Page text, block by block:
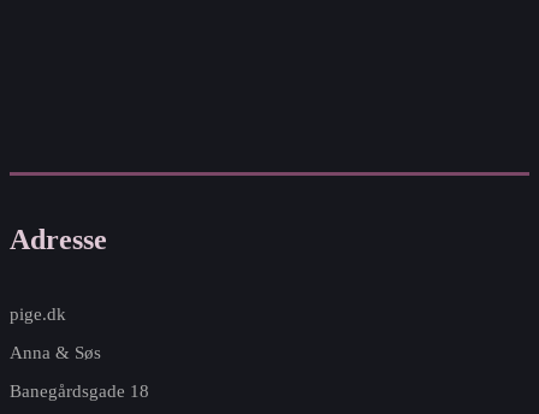
Adresse
pige.dk
Anna & Søs
Banegårdsgade 18